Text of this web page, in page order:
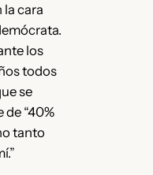
la cara
los
todos
se
de “40%
tanto